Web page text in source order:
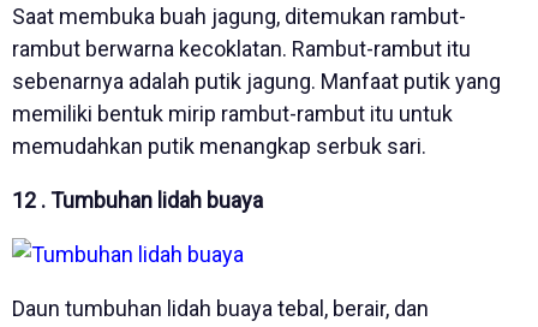
Saat membuka buah jagung, ditemukan rambut-
rambut berwarna kecoklatan. Rambut-rambut itu
sebenarnya adalah putik jagung. Manfaat putik yang
memiliki bentuk mirip rambut-rambut itu untuk
memudahkan putik menangkap serbuk sari.
12 . Tumbuhan lidah buaya
Daun tumbuhan lidah buaya tebal, berair, dan